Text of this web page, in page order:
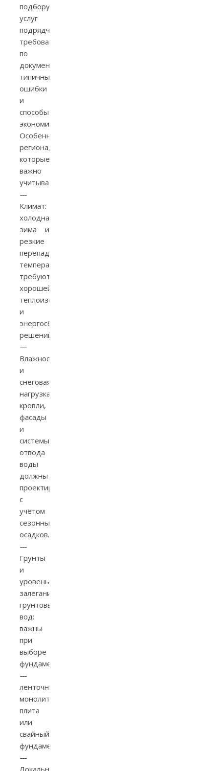
подбору
услуг
подрядчиков,
требования
по
документам,
типичные
ошибки
и
способы
экономии.
Особенности
региона,
которые
важно
учитывать
—
Климат:
холодная
зима и
резкие
перепады
температуры
требуют
хорошей
теплоизоляции
и
энергосберегающих
решений.
—
Влажность
и
снеговая
нагрузка:
кровли,
фасады
и
системы
отвода
воды
должны
проектироваться
с
учётом
сезонных
осадков.
—
Грунты
и
уровень
залегания
грунтовых
вод:
важны
при
выборе
фундамента
—
ленточный,
монолитная
плита
или
свайный
фундамент.
—
Локальная